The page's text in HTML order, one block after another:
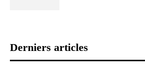
Derniers articles